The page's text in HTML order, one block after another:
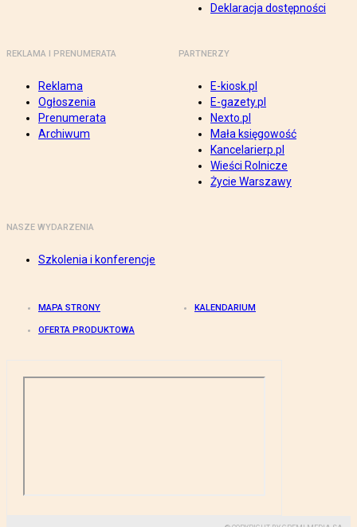
Deklaracja dostępności
REKLAMA I PRENUMERATA
Reklama
Ogłoszenia
Prenumerata
Archiwum
PARTNERZY
E-kiosk.pl
E-gazety.pl
Nexto.pl
Mała księgowość
Kancelarierp.pl
Wieści Rolnicze
Życie Warszawy
NASZE WYDARZENIA
Szkolenia i konferencje
MAPA STRONY KALENDARIUM
OFERTA PRODUKTOWA